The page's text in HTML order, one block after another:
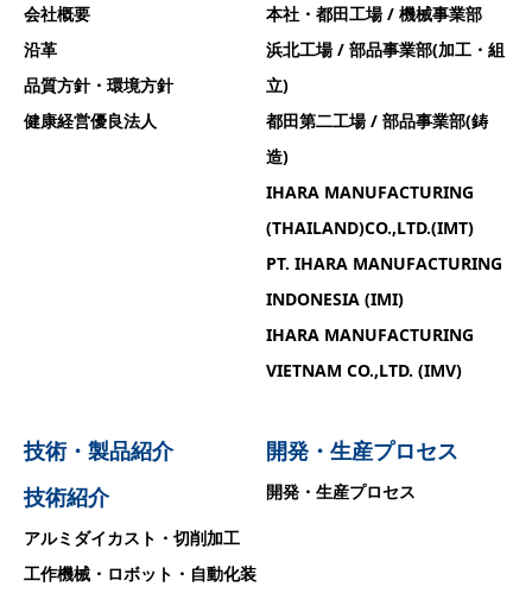
会社概要
沿革
品質方針・環境方針
健康経営優良法人
本社・都田工場 / 機械事業部
浜北工場 / 部品事業部(加工・組
立)
都田第二工場 / 部品事業部(鋳
造)
IHARA MANUFACTURING
(THAILAND)CO.,LTD.(IMT)
PT. IHARA MANUFACTURING
INDONESIA (IMI)
IHARA MANUFACTURING
VIETNAM CO.,LTD. (IMV)
技術・製品紹介
技術紹介
アルミダイカスト・切削加工
工作機械・ロボット・自動化装
開発・生産プロセス
開発・生産プロセス